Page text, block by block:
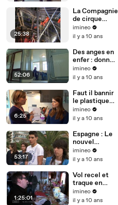
25:38
La Compagnie
de cirque
Archaos au
lycée -
imineo
il y a 10 ans
52:06
Des anges en
enfer : donner
son temps
libre à des
imineo
il y a 10 ans
6:25
Faut il bannir
le plastique
de nos
cuisines ?
imineo
il y a 10 ans
53:17
Espagne : Le
nouvel
eldorado des
jeunes fêtards
imineo
il y a 10 ans
1:25:01
Vol recel et
traque en
hélico
imineo
il y a 10 ans